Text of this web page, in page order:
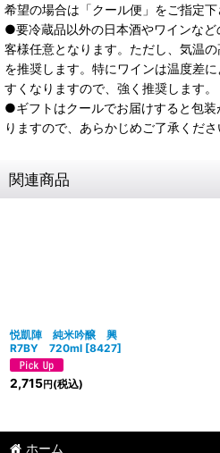
希望の場合は「クール便」をご指定下
●要冷蔵品以外の日本酒やワインな
客様任意となります。ただし、気温
を推奨します。特にワインは温度差
すくなりますので、強く推奨します。
●ギフトはクールでお届けすると包
りますので、あらかじめご了承くださ
関連商品
悦凱陣 純米吟醸 興
R7BY 720ml [8427]
2,715円 (税込)
ホーム